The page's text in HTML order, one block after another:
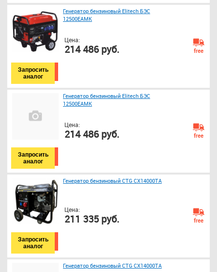
Генератор бензиновый Elitech БЭС
12500ЕАМК
Цена:
214 486 руб.
Запросить
аналог
free
Генератор бензиновый Elitech БЭС
12500ЕАМК
Цена:
214 486 руб.
Запросить
аналог
free
Генератор бензиновый CTG CX14000TA
Цена:
211 335 руб.
Запросить
аналог
free
Генератор бензиновый CTG CX14000TA